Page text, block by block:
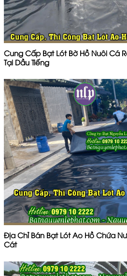
Cung Cấp Bạt Lót Bờ Hồ Nuôi Cá
Tại Dầu Tiếng
Địa Chỉ Bán Bạt Lót Ao Hồ Chứa
Cát